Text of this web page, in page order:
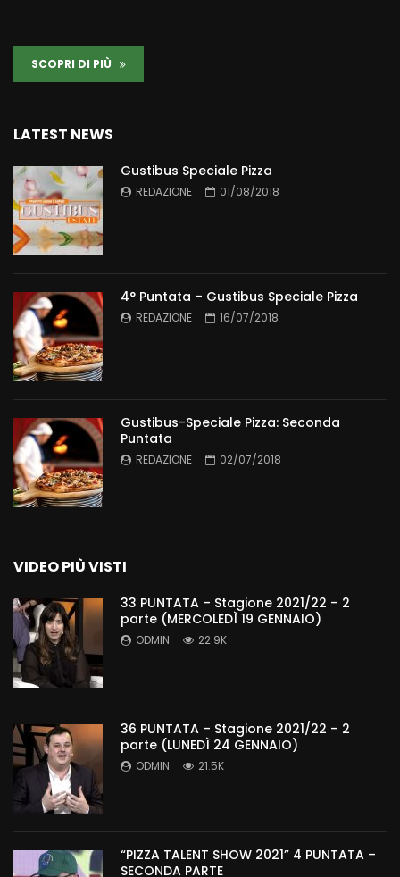
SCOPRI DI PIÙ
LATEST NEWS
Gustibus Speciale Pizza
REDAZIONE 01/08/2018
4° Puntata – Gustibus Speciale Pizza
REDAZIONE 16/07/2018
Gustibus-Speciale Pizza: Seconda
Puntata
REDAZIONE 02/07/2018
VIDEO PIÙ VISTI
33 PUNTATA – Stagione 2021/22 – 2
parte (MERCOLEDÌ 19 GENNAIO)
ODMIN 22.9K
36 PUNTATA – Stagione 2021/22 – 2
parte (LUNEDÌ 24 GENNAIO)
ODMIN 21.5K
“PIZZA TALENT SHOW 2021” 4 PUNTATA –
SECONDA PARTE